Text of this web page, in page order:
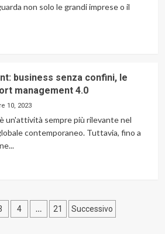
non solo le grandi imprese o il
business senza confini, le
management 4.0
10, 2023
un'attività sempre più rilevante nel
contemporaneo. Tuttavia, fino a
4 … 21 Successivo